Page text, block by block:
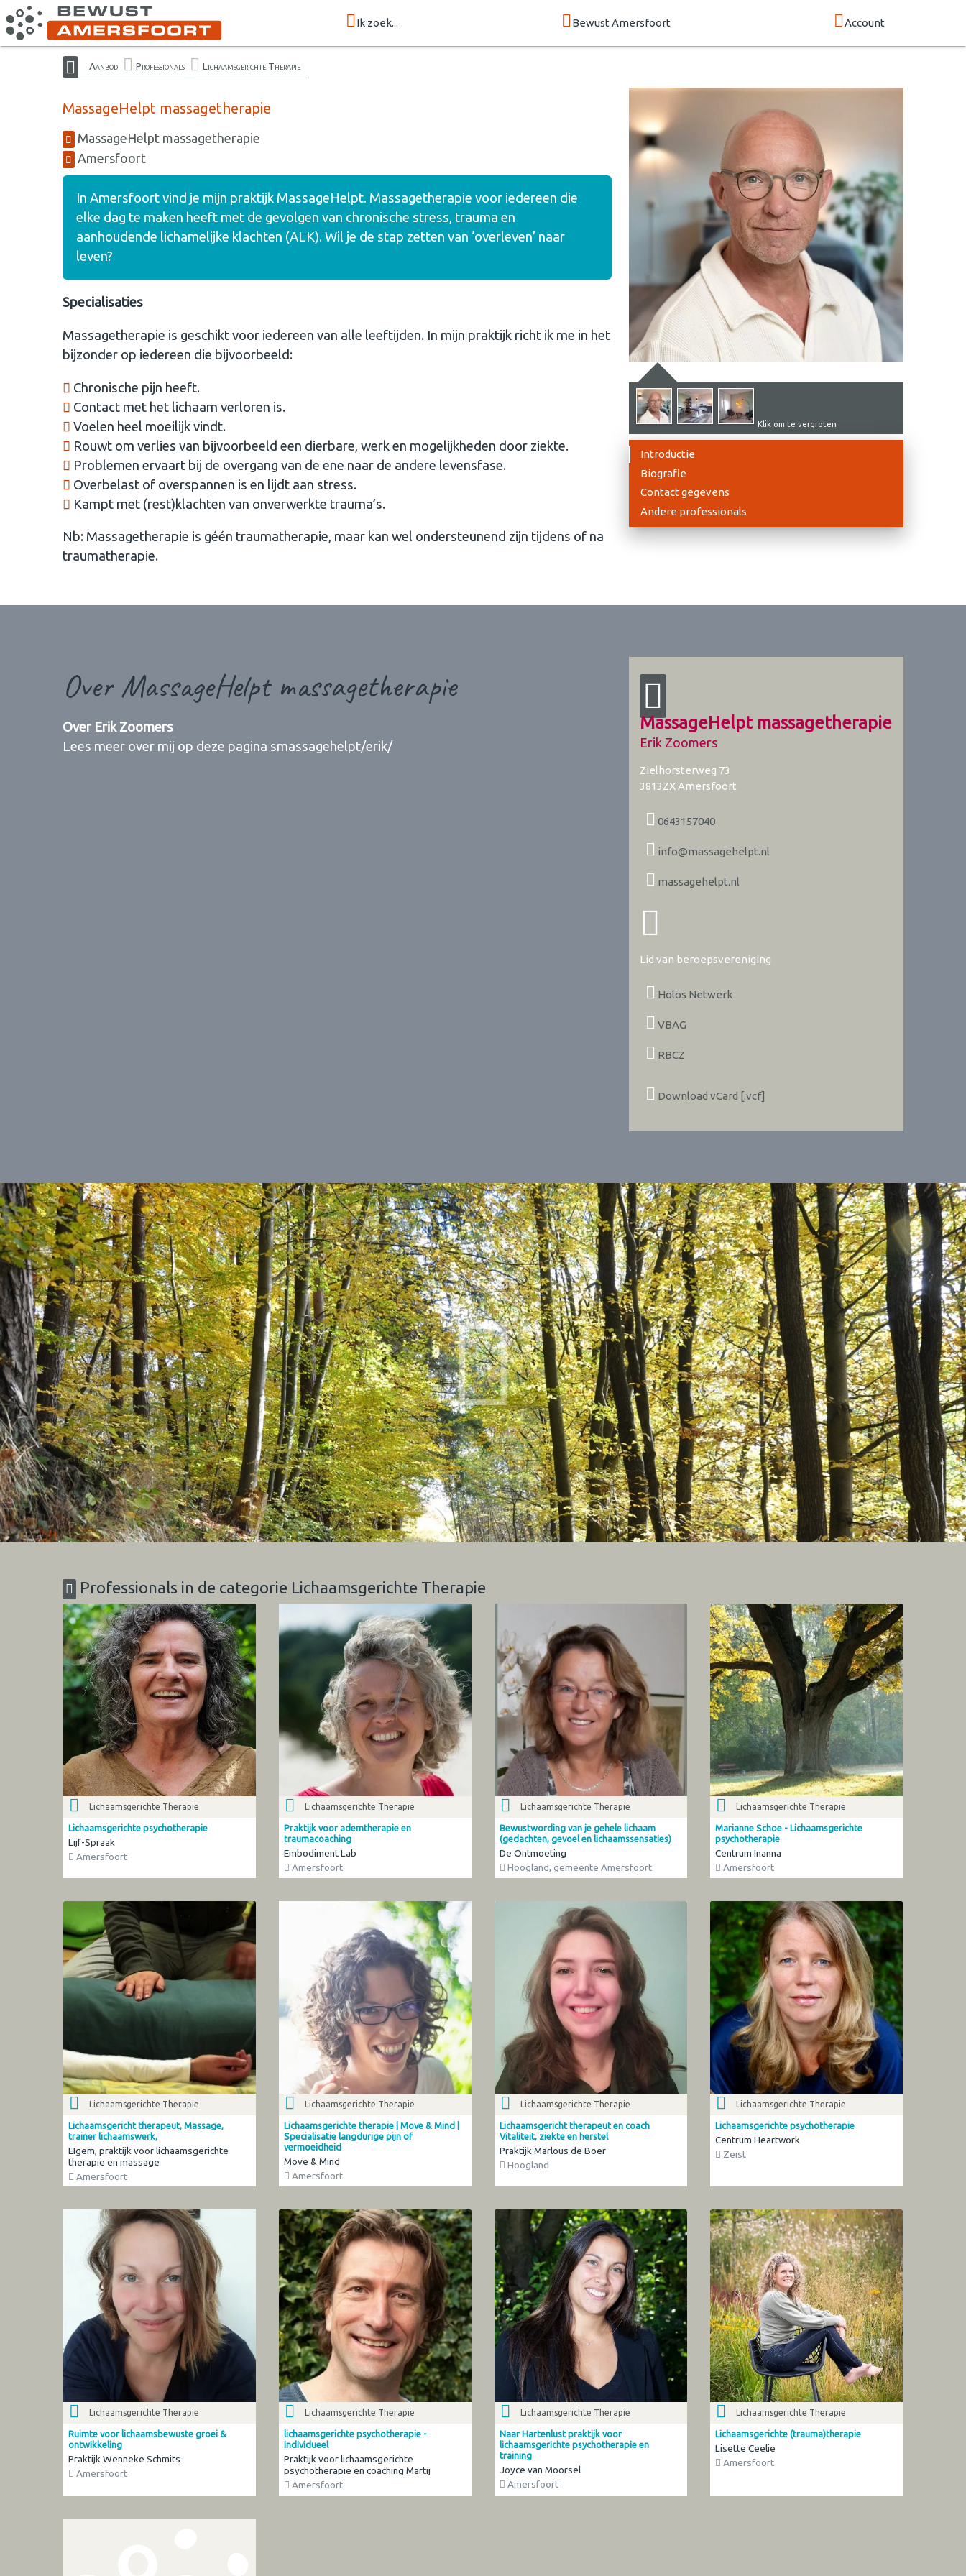
Ik zoek... Bewust Amersfoort Account
Aanbod Professionals Lichaamsgerichte Therapie
MassageHelpt massagetherapie
MassageHelpt massagetherapie
Amersfoort
In Amersfoort vind je mijn praktijk MassageHelpt. Massagetherapie voor iedereen die
elke dag te maken heeft met de gevolgen van chronische stress, trauma en
aanhoudende lichamelijke klachten (ALK). Wil je de stap zetten van ‘overleven’ naar
leven?
Specialisaties
Massagetherapie is geschikt voor iedereen van alle leeftijden. In mijn praktijk richt ik me in het
bijzonder op iedereen die bijvoorbeeld:
Chronische pijn heeft.
Contact met het lichaam verloren is.
Voelen heel moeilijk vindt.
Rouwt om verlies van bijvoorbeeld een dierbare, werk en mogelijkheden door ziekte.
Problemen ervaart bij de overgang van de ene naar de andere levensfase.
Overbelast of overspannen is en lijdt aan stress.
Kampt met (rest)klachten van onverwerkte trauma’s.
Nb: Massagetherapie is géén traumatherapie, maar kan wel ondersteunend zijn tijdens of na
traumatherapie.
Klik om te vergroten
Introductie
Biografie
Contact gegevens
Andere professionals
Over MassageHelpt massagetherapie
Over Erik Zoomers
Lees meer over mij op deze pagina smassagehelpt/erik/
MassageHelpt massagetherapie
Erik Zoomers
Zielhorsterweg 73
3813ZX Amersfoort
0643157040
info@massagehelpt.nl
massagehelpt.nl
Lid van beroepsvereniging
Holos Netwerk
VBAG
RBCZ
Download vCard [.vcf]
Professionals in de categorie Lichaamsgerichte Therapie
Lichaamsgerichte Therapie
Lichaamsgerichte psychotherapie
Lijf-Spraak
Amersfoort
Lichaamsgerichte Therapie
Praktijk voor ademtherapie en
traumacoaching
Embodiment Lab
Amersfoort
Lichaamsgerichte Therapie
Bewustwording van je gehele lichaam
(gedachten, gevoel en lichaamssensaties)
De Ontmoeting
Hoogland, gemeente Amersfoort
Lichaamsgerichte Therapie
Marianne Schoe - Lichaamsgerichte
psychotherapie
Centrum Inanna
Amersfoort
Lichaamsgerichte Therapie
Lichaamsgericht therapeut, Massage,
trainer lichaamswerk,
EIgem, praktijk voor lichaamsgerichte
therapie en massage
Amersfoort
Lichaamsgerichte Therapie
Lichaamsgerichte therapie | Move & Mind |
Specialisatie langdurige pijn of
vermoeidheid
Move & Mind
Amersfoort
Lichaamsgerichte Therapie
Lichaamsgericht therapeut en coach
Vitaliteit, ziekte en herstel
Praktijk Marlous de Boer
Hoogland
Lichaamsgerichte Therapie
Lichaamsgerichte psychotherapie
Centrum Heartwork
Zeist
Lichaamsgerichte Therapie
Ruimte voor lichaamsbewuste groei &
ontwikkeling
Praktijk Wenneke Schmits
Amersfoort
Lichaamsgerichte Therapie
lichaamsgerichte psychotherapie -
individueel
Praktijk voor lichaamsgerichte
psychotherapie en coaching Martij
Amersfoort
Lichaamsgerichte Therapie
Naar Hartenlust praktijk voor
lichaamsgerichte psychotherapie en
training
Joyce van Moorsel
Amersfoort
Lichaamsgerichte Therapie
Lichaamsgerichte (trauma)therapie
Lisette Ceelie
Amersfoort